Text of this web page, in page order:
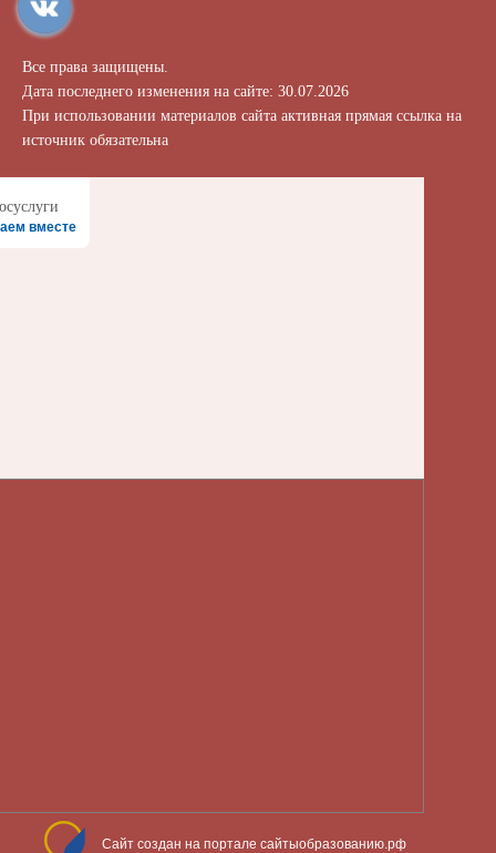
Все права защищены.
Дата последнего изменения на сайте: 30.07.2026
При использовании материалов сайта активная прямая ссылка на
источник обязательна
вместе
Сайт создан на портале сайтыобразованию.рф